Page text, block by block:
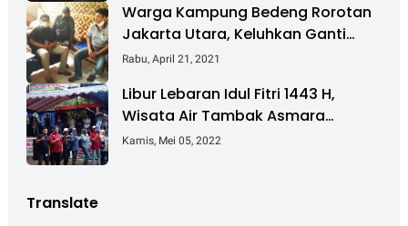
Warga Kampung Bedeng Rorotan
Jakarta Utara, Keluhkan Ganti
Rugi Pembebasan Lahan Tol
Rabu, April 21, 2021
Libur Lebaran Idul Fitri 1443 H,
Wisata Air Tambak Asmara
Kotabaru Dipadati Ribuan
Kamis, Mei 05, 2022
Translate